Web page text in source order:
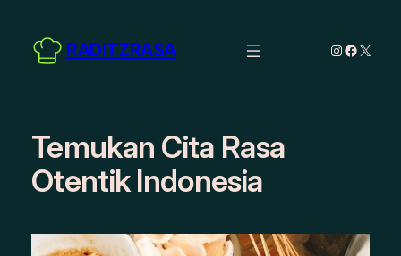
content
RADITZRASA Instagram
X
Temukan Cita Rasa
Otentik Indonesia